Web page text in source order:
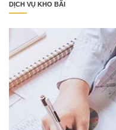
DỊCH VỤ KHO BÃI